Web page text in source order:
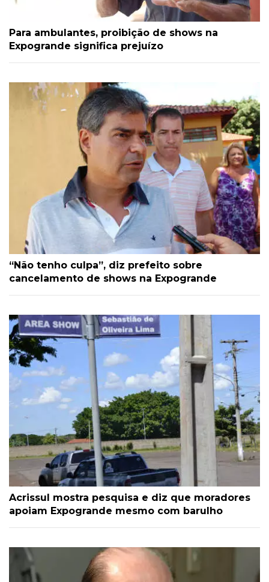
Para ambulantes, proibição de shows na
Expogrande significa prejuízo
“Não tenho culpa”, diz prefeito sobre
cancelamento de shows na Expogrande
Acrissul mostra pesquisa e diz que moradores
apoiam Expogrande mesmo com barulho